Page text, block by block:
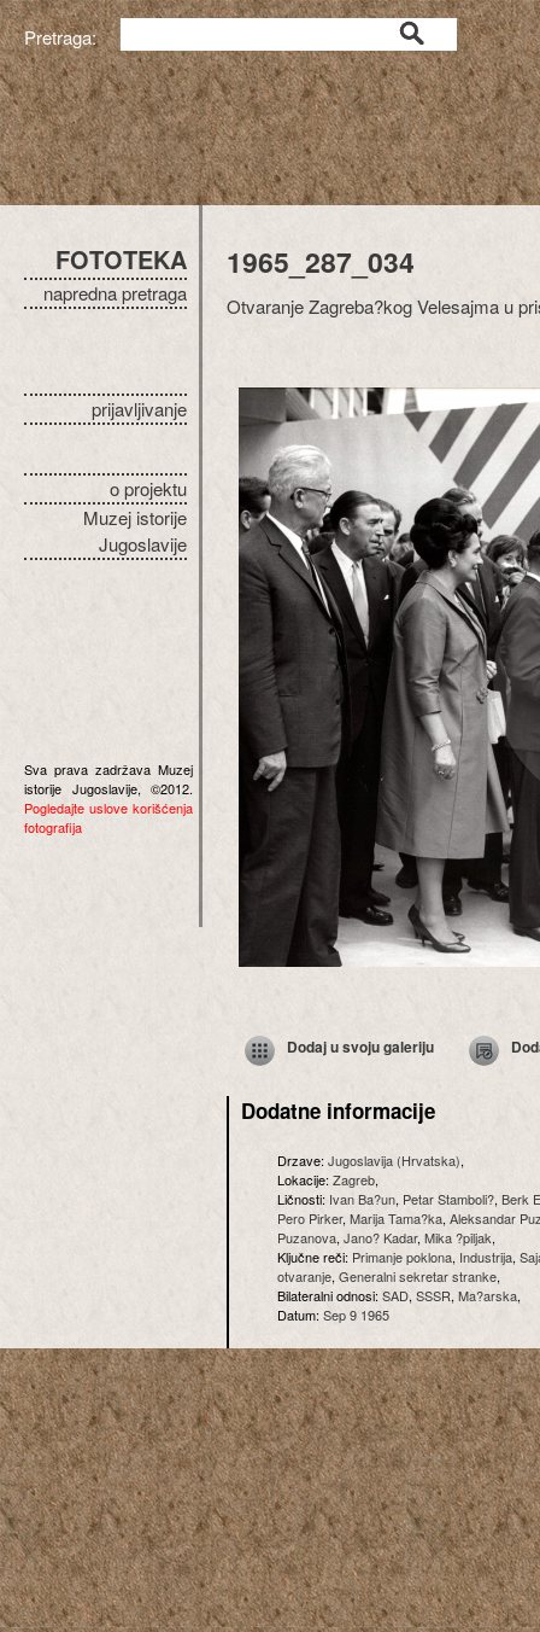
Pretraga:
FOTOTEKA
napredna pretraga
prijavljivanje
o projektu
Muzej istorije
Jugoslavije
Sva prava zadržava Muzej
istorije Jugoslavije, ©2012.
Pogledajte uslove korišćenja
fotografija
1965_287_034
Otvaranje Zagreba?kog Velesajma u
Dodaj u svoju galeriju
Dodatne informacije
Drzave:Jugoslavija (Hrvatska),
Lokacije:Zagreb,
Ličnosti: Ivan Ba?un, Petar Stamboli?, Berk
Pero Pirker, Marija Tama?ka, Aleksandar
Puzanova, Jano? Kadar, Mika ?piljak,
Ključne reči: Primanje poklona, Industrija,
otvaranje, Generalni sekretar stranke,
Bilateralni odnosi:SAD, SSSR, Ma?arska,
Datum:Sep 9 1965